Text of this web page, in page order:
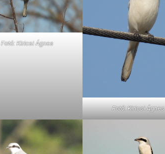
Fotó: Kiricsi Ágnes
Fotó: Kiricsi Ágnes